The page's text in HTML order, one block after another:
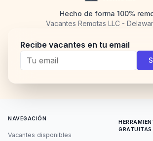
Hecho de forma 100%
Vacantes Remotas LLC -
Recibe vacantes en tu email
NAVEGACIÓN
Vacantes disponibles
GRATUITAS